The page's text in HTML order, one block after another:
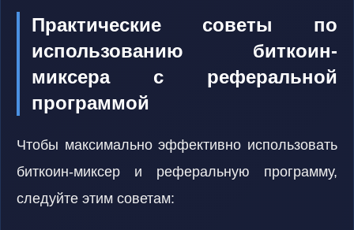
Практические советы по
использованию биткоин-
миксера с реферальной
программой
Чтобы максимально эффективно использовать
биткоин-миксер и реферальную программу,
следуйте этим советам: